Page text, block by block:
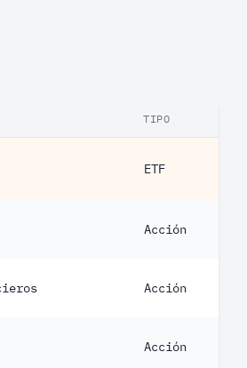
TIPO
ETF
Acción
Acción
Acción